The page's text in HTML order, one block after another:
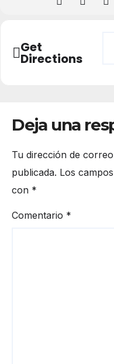
Get
Directions
Deja una
Tu dirección de
publicada. Los
con *
Comentario *